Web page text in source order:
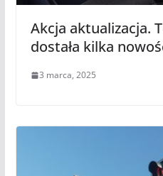
Akcja aktualizacja.
dostała kilka
3 marca, 2025